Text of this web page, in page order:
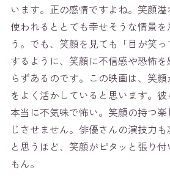
います。正の感情ですよね。笑顔
使われるととても幸せそうな情景を
う。でも、笑顔を見ても「目が笑
するように、笑顔に不信感や恐怖
らずあるのです。この映画は、笑
をよく活かしていると思います。
本当に不気味で怖い。笑顔の持つ
じさせません。俳優さんの演技力
と思うほど、笑顔がピタッと張り
もん。